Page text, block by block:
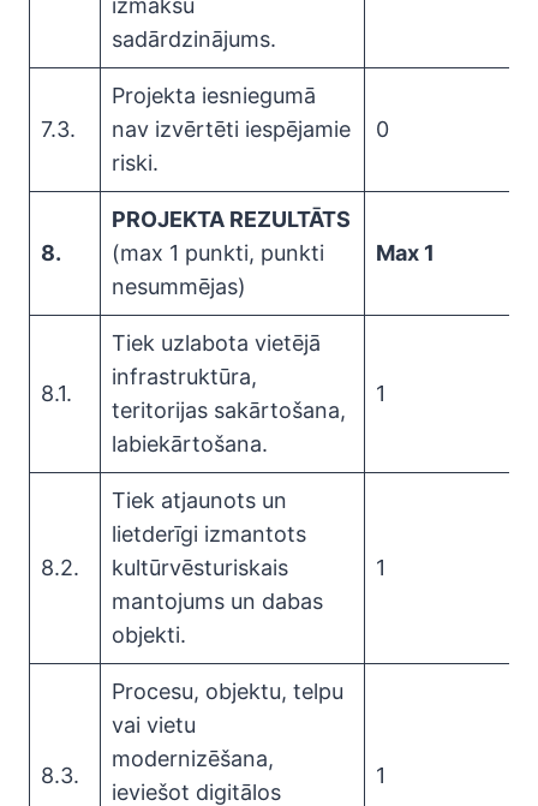
sadārdzinājums.
7.3.
Projekta iesniegumā
nav izvērtēti iespējamie
riski.
0
8.
PROJEKTA REZULTĀTS
(max 1 punkti, punkti
nesummējas)
Max 1
8.1.
Tiek uzlabota vietējā
infrastruktūra,
teritorijas sakārtošana,
labiekārtošana.
1
8.2.
Tiek atjaunots un
lietderīgi izmantots
kultūrvēsturiskais
mantojums un dabas
objekti.
1
8.3.
Procesu, objektu, telpu
vai vietu
modernizēšana,
ieviešot digitālos
1